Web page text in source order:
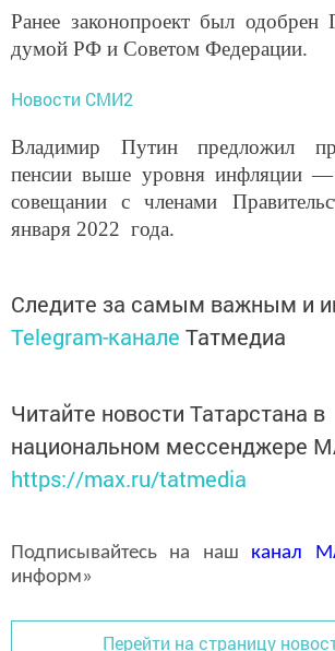
Ранее законопроект был одобрен
думой РФ и Советом Федерации.
Новости СМИ2
Владимир Путин предложил
пенсии выше уровня инфляции
совещании с членами
января 2022 года.
Следите за самым важным и
Telegram-канале Татмедиа
Читайте новости Татарстана в
национальном мессенджере
https://max.ru/tatmedia
Подписывайтесь на наш канал
информ»
Перейти на страницу